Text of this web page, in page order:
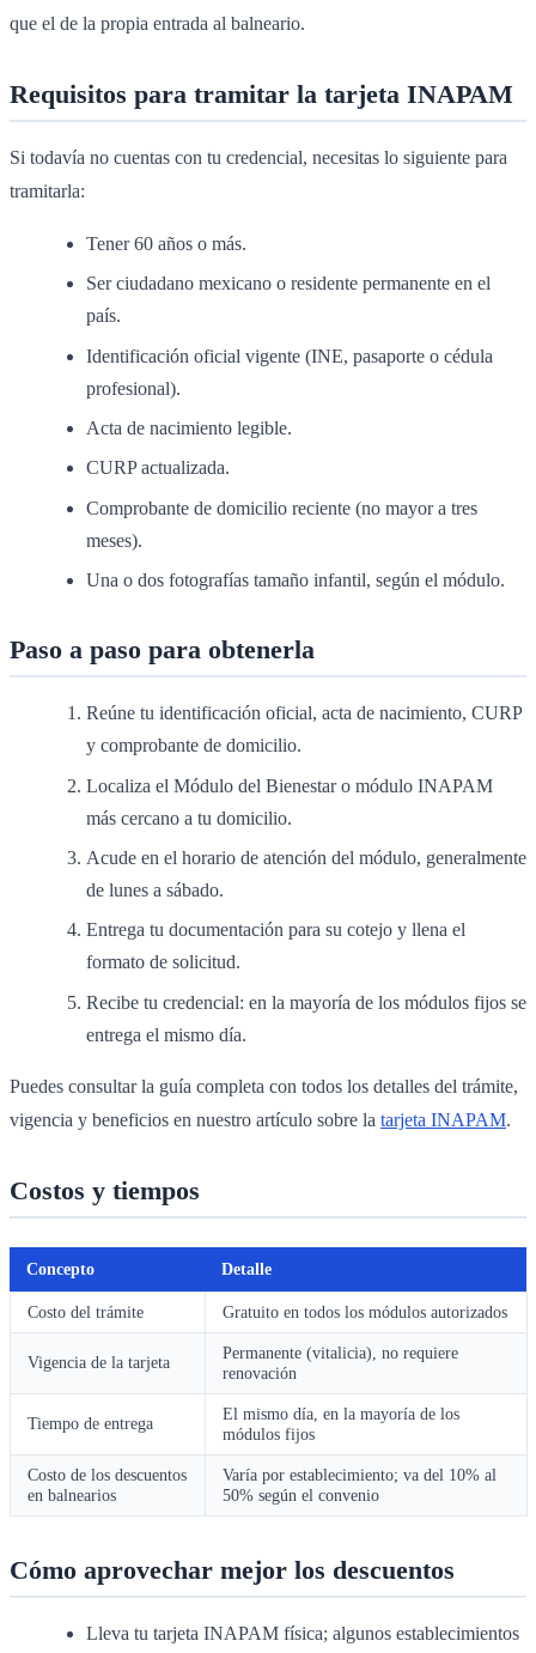
que el de la propia entrada al balneario.
Requisitos para tramitar la tarjeta INAPAM
Si todavía no cuentas con tu credencial, necesitas lo siguiente para
tramitarla:
Tener 60 años o más.
Ser ciudadano mexicano o residente permanente en el
país.
Identificación oficial vigente (INE, pasaporte o cédula
profesional).
Acta de nacimiento legible.
CURP actualizada.
Comprobante de domicilio reciente (no mayor a tres
meses).
Una o dos fotografías tamaño infantil, según el módulo.
Paso a paso para obtenerla
Reúne tu identificación oficial, acta de nacimiento, CURP
y comprobante de domicilio.
Localiza el Módulo del Bienestar o módulo INAPAM
más cercano a tu domicilio.
Acude en el horario de atención del módulo, generalmente
de lunes a sábado.
Entrega tu documentación para su cotejo y llena el
formato de solicitud.
Recibe tu credencial: en la mayoría de los módulos fijos se
entrega el mismo día.
Puedes consultar la guía completa con todos los detalles del trámite,
vigencia y beneficios en nuestro artículo sobre la tarjeta INAPAM.
Costos y tiempos
Concepto Detalle
Costo del trámite Gratuito en todos los módulos autorizados
Vigencia de la tarjeta
Permanente (vitalicia), no requiere
renovación
Tiempo de entrega
El mismo día, en la mayoría de los
módulos fijos
Costo de los descuentos
en balnearios
Varía por establecimiento; va del 10% al
50% según el convenio
Cómo aprovechar mejor los descuentos
Lleva tu tarjeta INAPAM física; algunos establecimientos